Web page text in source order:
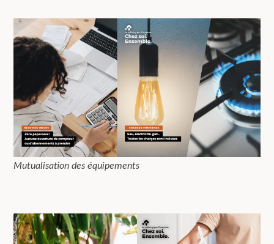
Mutualisation des équipements